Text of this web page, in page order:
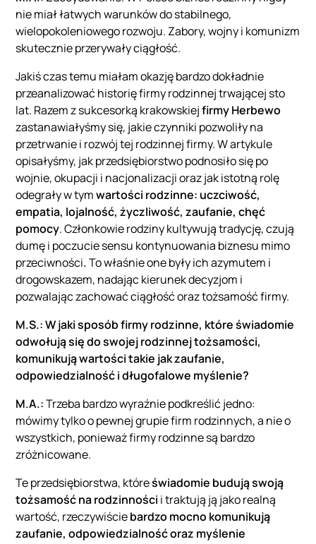
nie miał łatwych warunków do stabilnego,
wielopokoleniowego rozwoju. Zabory, wojny i komunizm
skutecznie przerywały ciągłość.
Jakiś czas temu miałam okazję bardzo dokładnie
przeanalizować historię firmy rodzinnej trwającej sto
lat. Razem z sukcesorką krakowskiejfirmy Herbewo
zastanawiałyśmy się, jakie czynniki pozwoliły na
przetrwanie i rozwój tej rodzinnej firmy. W artykule
opisałyśmy, jak przedsiębiorstwo podnosiło się po
wojnie, okupacji i nacjonalizacji oraz jak istotną rolę
odegrały w tymwartości rodzinne: uczciwość,
empatia, lojalność, życzliwość, zaufanie, chęć
pomocy. Członkowie rodziny kultywują tradycję, czują
dumę i poczucie sensu kontynuowania biznesu mimo
przeciwności.To właśnie one były ich azymutem i
drogowskazem, nadając kierunek decyzjom i
pozwalając zachować ciągłość oraz tożsamość firmy.
M.S.: W jaki sposób firmy rodzinne, które świadomie
odwołują się do swojej rodzinnej tożsamości,
komunikują wartości takie jak zaufanie,
odpowiedzialność i długofalowe myślenie?
M.A.:Trzeba bardzo wyraźnie podkreślić jedno:
mówimy tylko o pewnej grupie firm rodzinnych, a nie o
wszystkich, ponieważ firmy rodzinne są bardzo
zróżnicowane.
Te przedsiębiorstwa, któreświadomie budują swoją
tożsamość na rodzinności i traktują ją jako realną
wartość, rzeczywiściebardzo mocno komunikują
zaufanie, odpowiedzialność oraz myślenie